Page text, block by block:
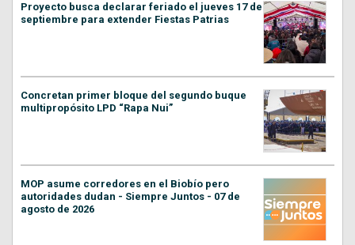
Proyecto busca declarar feriado el jueves 17 de
septiembre para extender Fiestas Patrias
Concretan primer bloque del segundo buque
multipropósito LPD “Rapa Nui”
MOP asume corredores en el Biobío pero
autoridades dudan - Siempre Juntos - 07 de
agosto de 2026